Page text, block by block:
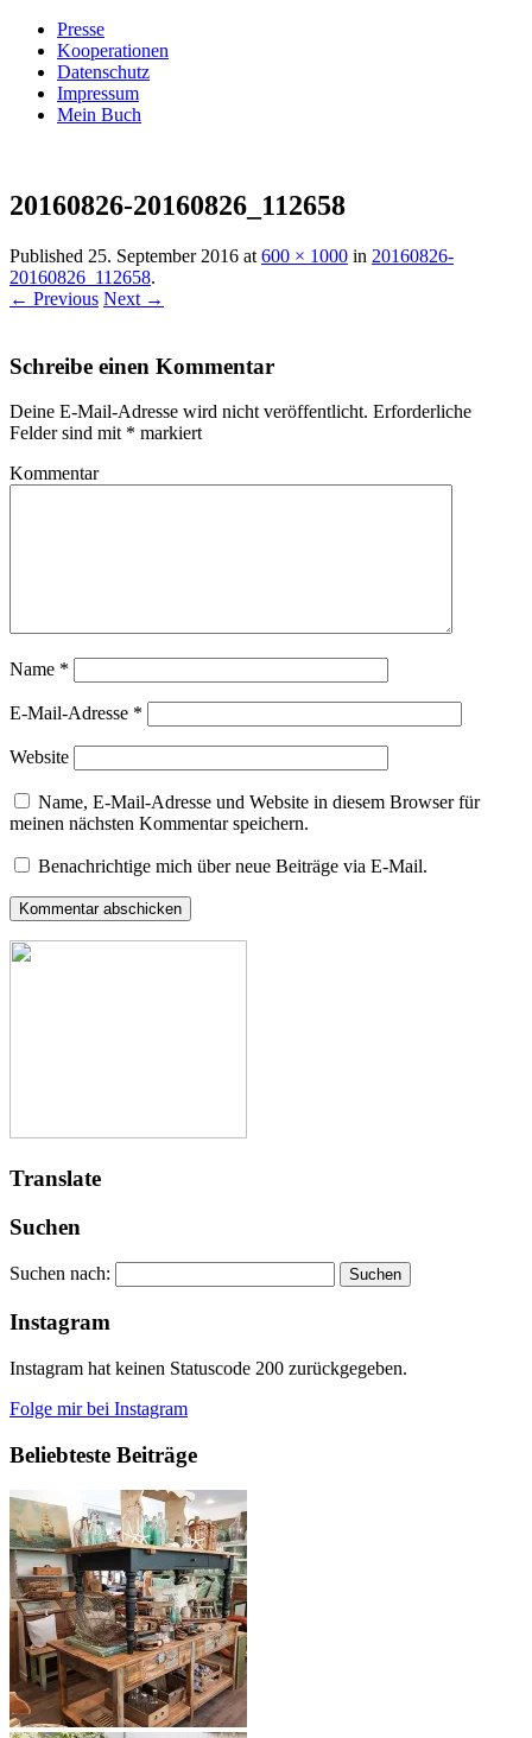
Presse
Kooperationen
Datenschutz
Impressum
Mein Buch
Villa König
20160826-20160826_112658
Published 25. September 2016 at 600 × 1000 in 20160826-
20160826_112658.
← Previous Next →
Schreibe einen Kommentar
Deine E-Mail-Adresse wird nicht veröffentlicht. Erforderliche
Felder sind mit * markiert
Kommentar
Name *
E-Mail-Adresse *
Website
Name, E-Mail-Adresse und Website in diesem Browser für
meinen nächsten Kommentar speichern.
Benachrichtige mich über neue Beiträge via E-Mail.
Translate
Suchen
Suchen nach:
Instagram
Instagram hat keinen Statuscode 200 zurückgegeben.
Folge mir bei Instagram
Beliebteste Beiträge